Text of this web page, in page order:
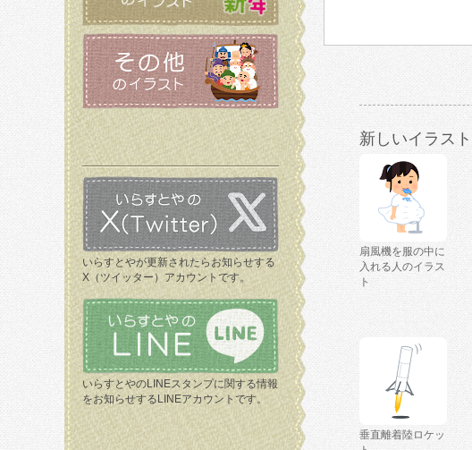
いらすとやが更新されたらお知らせする
X（ツイッター）アカウントです。
いらすとやのLINEスタンプに関する情報
をお知らせするLINEアカウントです。
新しいイラスト
扇風機を服の中に
入れる人のイラス
ト
垂直離着陸ロケッ